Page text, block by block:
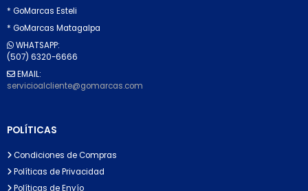
* GoMarcas Esteli
* GoMarcas Matagalpa
WHATSAPP:
(507) 6320-6666
EMAIL:
servicioalcliente@gomarcas.com
POLÍTICAS
Condiciones de Compras
Políticas de Privacidad
Políticas de Envío